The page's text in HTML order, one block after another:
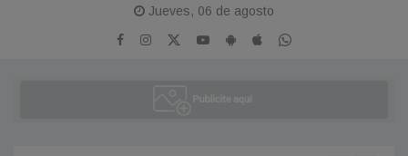
Jueves, 06 de agosto